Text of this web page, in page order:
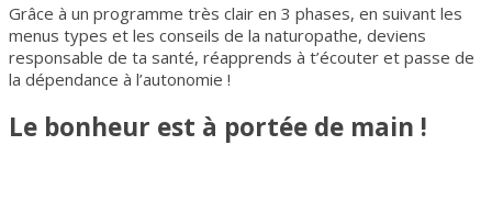
Grâce à un programme très clair en 3 phases, en suivant les
menus types et les conseils de la naturopathe, deviens
responsable de ta santé, réapprends à t’écouter et passe de
la dépendance à l’autonomie !
Le bonheur est à portée de main !